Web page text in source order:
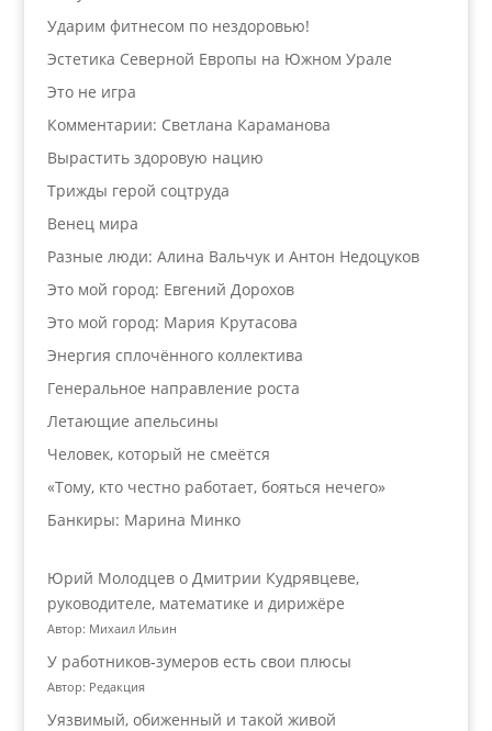
Ударим фитнесом по нездоровью!
Эстетика Северной Европы на Южном Урале
Это не игра
Комментарии: Светлана Караманова
Вырастить здоровую нацию
Трижды герой соцтруда
Венец мира
Разные люди: Алина Вальчук и Антон Недоцуков
Это мой город: Евгений Дорохов
Это мой город: Мария Крутасова
Энергия сплочённого коллектива
Генеральное направление роста
Летающие апельсины
Человек, который не смеётся
«Тому, кто честно работает, бояться нечего»
Банкиры: Марина Минко
Юрий Молодцев о Дмитрии Кудрявцеве,
руководителе, математике и дирижёре
Автор: Михаил Ильин
У работников‑зумеров есть свои плюсы
Автор: Редакция
Уязвимый, обиженный и такой живой